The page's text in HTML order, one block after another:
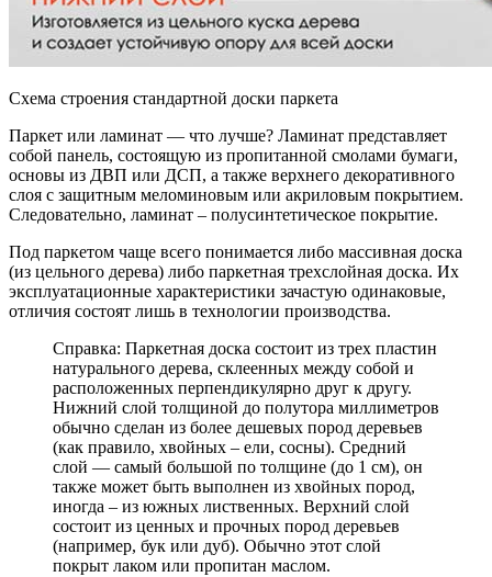
Схема строения стандартной доски паркета
Паркет или ламинат — что лучше? Ламинат представляет
собой панель, состоящую из пропитанной смолами бумаги,
основы из ДВП или ДСП, а также верхнего декоративного
слоя с защитным меломиновым или акриловым покрытием.
Следовательно, ламинат – полусинтетическое покрытие.
Под паркетом чаще всего понимается либо массивная доска
(из цельного дерева) либо паркетная трехслойная доска. Их
эксплуатационные характеристики зачастую одинаковые,
отличия состоят лишь в технологии производства.
Справка: Паркетная доска состоит из трех пластин
натурального дерева, склеенных между собой и
расположенных перпендикулярно друг к другу.
Нижний слой толщиной до полутора миллиметров
обычно сделан из более дешевых пород деревьев
(как правило, хвойных – ели, сосны). Средний
слой — самый большой по толщине (до 1 см), он
также может быть выполнен из хвойных пород,
иногда – из южных лиственных. Верхний слой
состоит из ценных и прочных пород деревьев
(например, бук или дуб). Обычно этот слой
покрыт лаком или пропитан маслом.